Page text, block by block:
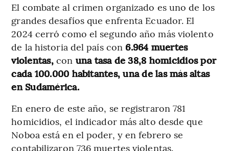
El combate al crimen organizado es uno de los
grandes desafíos que enfrenta Ecuador. El
2024 cerró como el segundo año más violento
de la historia del país con 6.964 muertes
violentas,con una tasa de 38,8 homicidios por
cada 100.000 habitantes, una de las más altas
en Sudamérica.
En enero de este año, se registraron 781
homicidios, el indicador más alto desde que
Noboa está en el poder, y en febrero se
contabilizaron 736 muertes violentas.